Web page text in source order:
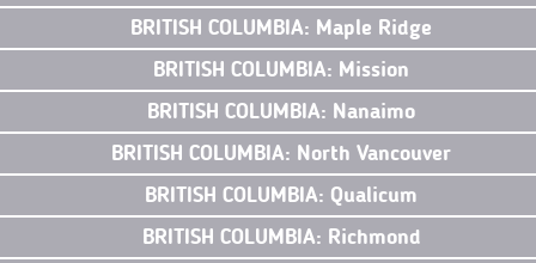
BRITISH COLUMBIA: Maple Ridge
BRITISH COLUMBIA: Mission
BRITISH COLUMBIA: Nanaimo
BRITISH COLUMBIA: North Vancouver
BRITISH COLUMBIA: Qualicum
BRITISH COLUMBIA: Richmond